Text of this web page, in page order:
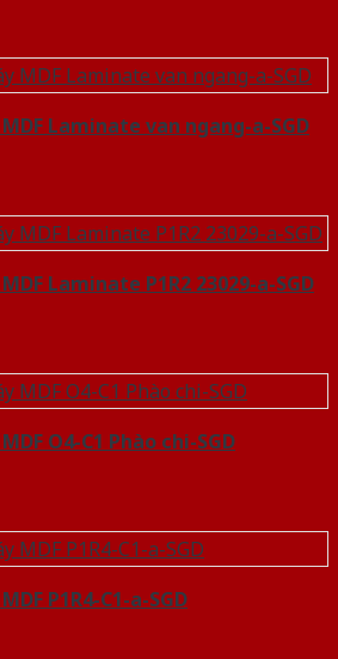
Laminate van ngang-a-SGD
Laminate P1R2 23029-a-SGD
O4-C1 Phào chi-SGD
P1R4-C1-a-SGD